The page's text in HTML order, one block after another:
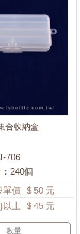
合收納盒
706
240個
單價 $ 50 元
以上 $ 45 元